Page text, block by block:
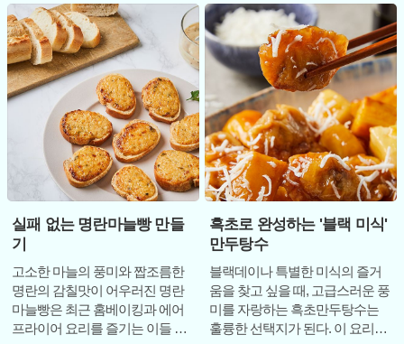
서는 단순
주재료로 활용
실패 없는 명란마늘빵 만들
기
고소한 마늘의 풍미와 짭조름한
명란의 감칠맛이 어우러진 명란
마늘빵은 최근 홈베이킹과 에어
프라이어 요리를 즐기는 이들 사
흑초로 완성하는 '블랙 미식'
만두탕수
블랙데이나 특별한 미식의 즐거
움을 찾고 싶을 때, 고급스러운 풍
미를 자랑하는 흑초만두탕수는
훌륭한 선택지가 된다. 이 요리의